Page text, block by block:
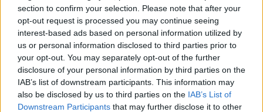
section to confirm your selection. Please note that after your
opt-out request is processed you may continue seeing
interest-based ads based on personal information utilized by
us or personal information disclosed to third parties prior to
your opt-out. You may separately opt-out of the further
disclosure of your personal information by third parties on the
IAB’s list of downstream participants. This information may
also be disclosed by us to third parties on the IAB’s List of
Downstream Participants that may further disclose it to other
Renuntam la fumat
Cercetarile arata ca fiecare tigara are undublu
efect negativ asupra colagenului: inhiba sinteza
acestuia si elibereaza enzime care il "ataca" si il
degradeaza. In plus, fumatul provoaca lipsa
oxigenului la nivel celular, dehidratarea si aparitia
ridurilor, inclusiv a celor din jurul gurii.